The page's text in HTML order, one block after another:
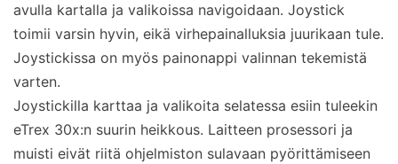
avulla kartalla ja valikoissa navigoidaan. Joystick
toimii varsin hyvin, eikä virhepainalluksia juurikaan tule.
Joystickissa on myös painonappi valinnan tekemistä
varten.
Joystickilla karttaa ja valikoita selatessa esiin tuleekin
eTrex 30x:n suurin heikkous. Laitteen prosessori ja
muisti eivät riitä ohjelmiston sulavaan pyörittämiseen